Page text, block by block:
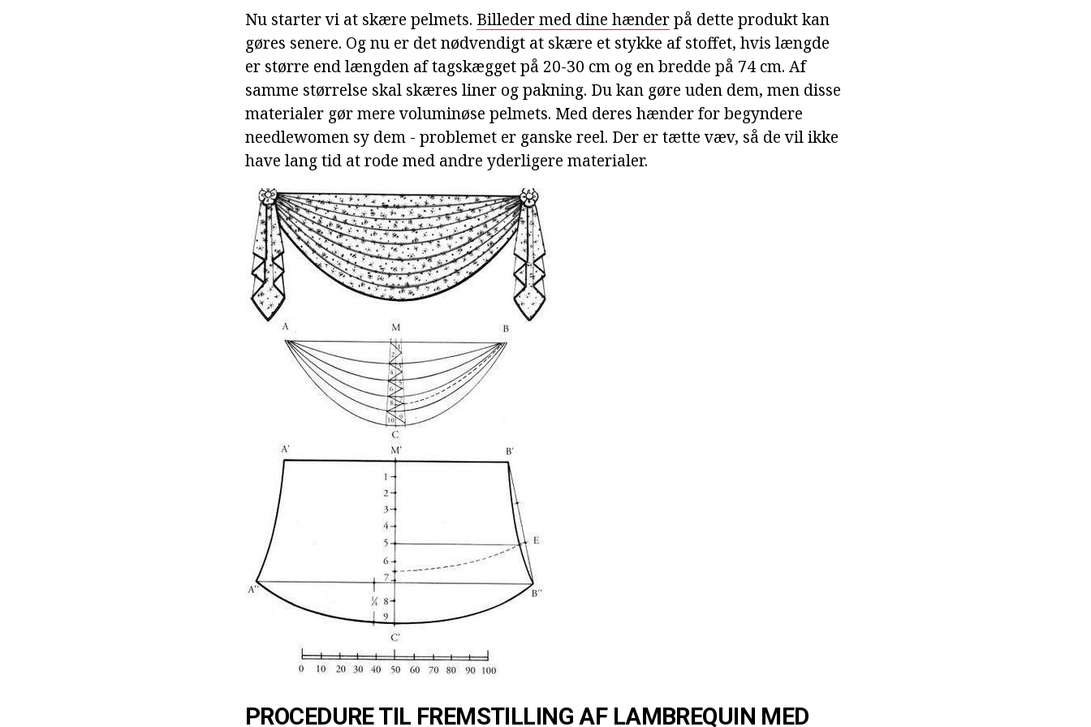
Nu starter vi at skære pelmets. Billeder med dine hænderpå dette produkt kan
gøres senere. Og nu er det nødvendigt at skære et stykke af stoffet, hvis længde
er større end længden af tagskægget på 20-30 cm og en bredde på 74 cm. Af
samme størrelse skal skæres liner og pakning. Du kan gøre uden dem, men disse
materialer gør mere voluminøse pelmets. Med deres hænder for begyndere
needlewomen sy dem - problemet er ganske reel. Der er tætte væv, så de vil ikke
have lang tid at rode med andre yderligere materialer.
PROCEDURE TIL FREMSTILLING AF LAMBREQUIN MED